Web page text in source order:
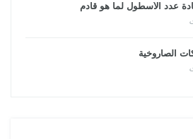
عدد الأسطول لما هو قادم
الصاروخية